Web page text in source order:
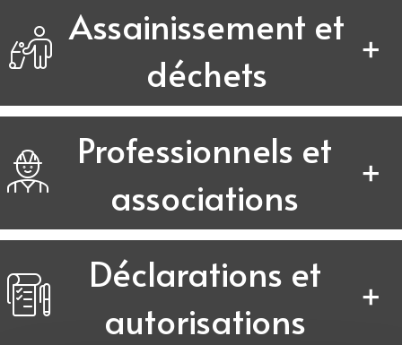
Assainissement et
déchets
Professionnels et
associations
Déclarations et
autorisations